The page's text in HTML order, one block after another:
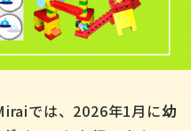
では、2026年1月に幼